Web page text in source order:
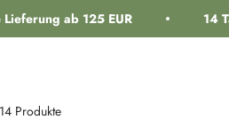
Lieferung ab 125 EUR 14
14 Produkte